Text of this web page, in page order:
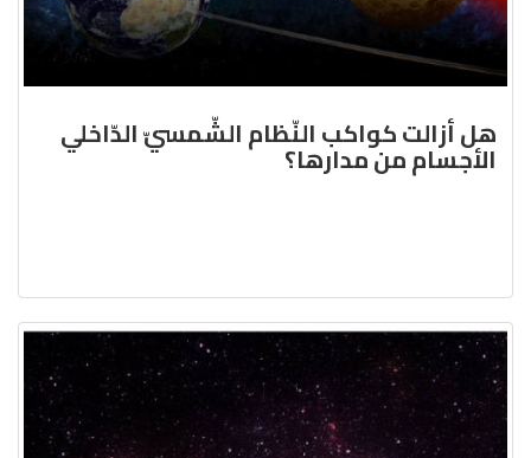
هل أزالت كواكب النّظام الشّمسيّ الدّاخلي
الأجسام من مدارها؟